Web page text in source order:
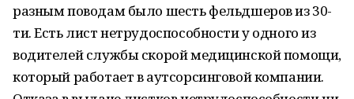
разным поводам было шесть фельдшеров из 30-
ти. Есть лист нетрудоспособности у одного из
водителей службы скорой медицинской помощи,
который работает в аутсорсинговой компании.